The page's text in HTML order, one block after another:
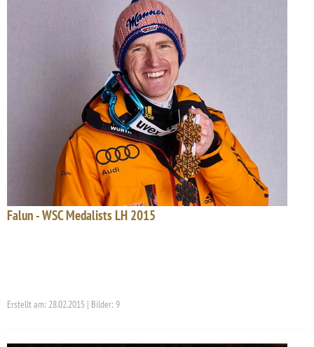
Falun - WSC Medalists LH 2015
Erstellt am: 28.02.2015 | Bilder: 9